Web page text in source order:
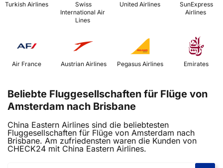
Turkish Airlines
International Air
Lines
United Airlines
Airlines
Air France Austrian Airlines Emirates
Beliebte Fluggesellschaften für Flüge von
Amsterdam nach Brisbane
China Eastern Airlines sind die beliebtesten
Fluggesellschaften für Flüge von Amsterdam nach
Brisbane. Am zufriedensten waren die Kunden von
CHECK24 mit China Eastern Airlines.